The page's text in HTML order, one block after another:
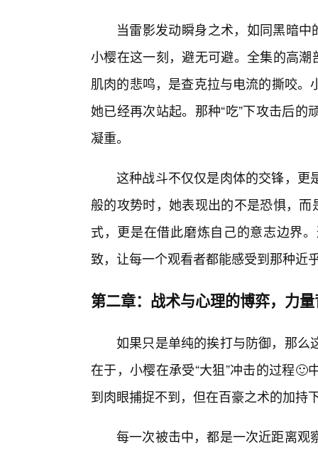
当雷影发动瞬身之术，如同黑暗
小樱在这一刻，避无可避。全集的高
肌肉的悲鸣，是查克拉与电流的撕咬
她已经再次站起。那种“吃”下攻击后
凝重。
这种战斗不仅仅是肉体的交锋，更
般的攻势时，她表现出的不是恐惧，
式，更是在借此磨炼自己的意志边界
致，让每一个观看者都能感受到那种近
第二章：战术与心理的博弈，力
如果只是单纯的挨打与防御，那么
在于，小樱在承受“大狙”冲击的过程
到肉眼捕捉不到，但在百豪之术的加持
每一次被击中，都是一次近距离观